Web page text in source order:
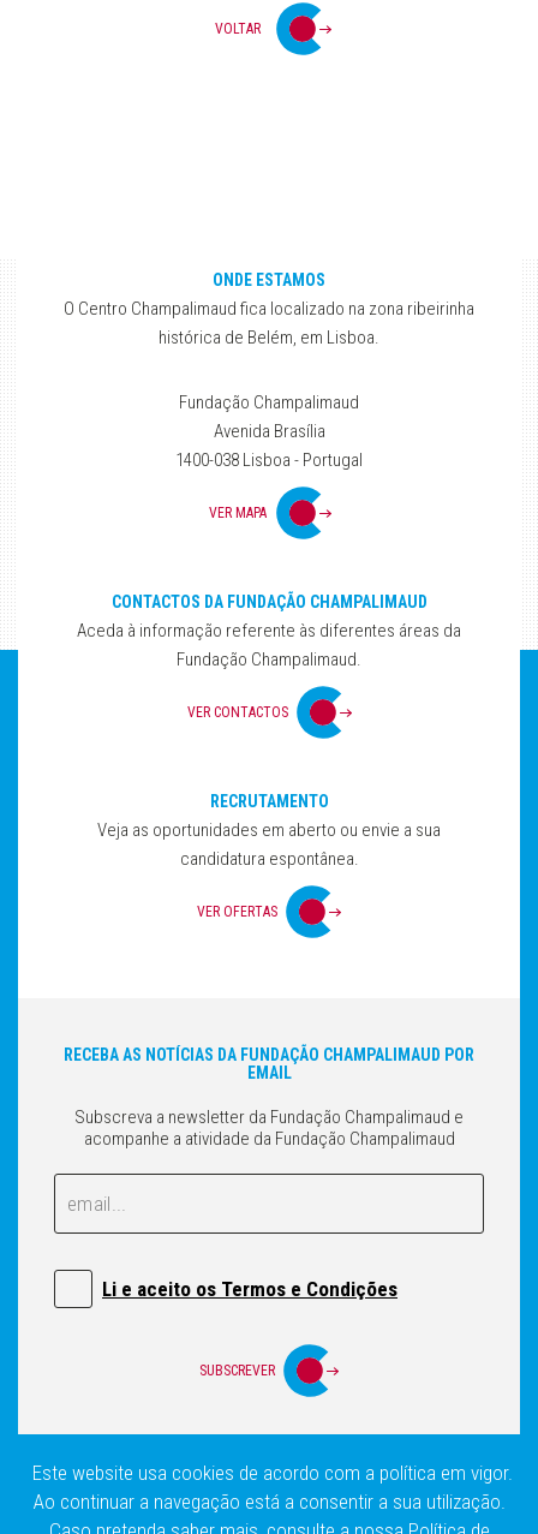
VOLTAR
ONDE ESTAMOS
O Centro Champalimaud fica localizado na zona ribeirinha
histórica de Belém, em Lisboa.
Fundação Champalimaud
Avenida Brasília
1400-038 Lisboa - Portugal
VER MAPA
CONTACTOS DA FUNDAÇÃO CHAMPALIMAUD
Aceda à informação referente às diferentes áreas da
Fundação Champalimaud.
VER CONTACTOS
RECRUTAMENTO
Veja as oportunidades em aberto ou envie a sua
candidatura espontânea.
VER OFERTAS
RECEBA AS NOTÍCIAS DA FUNDAÇÃO CHAMPALIMAUD POR
EMAIL
Subscreva a newsletter da Fundação Champalimaud e
acompanhe a atividade da Fundação Champalimaud
Email
Li e aceito os Termos e Condições
SUBSCREVER
Mapa do Site
Este website usa cookies de acordo com a política em vigor.
Ao continuar a navegação está a consentir a sua utilização.